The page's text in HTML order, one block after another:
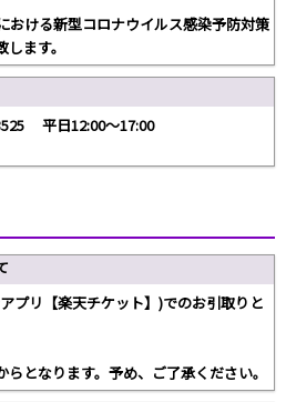
ける新型コロナウイルス感染予防対策
ます。
平日12:00～17:00
プリ【楽天チケット】)でのお引取りと
となります。予め、ご了承ください。